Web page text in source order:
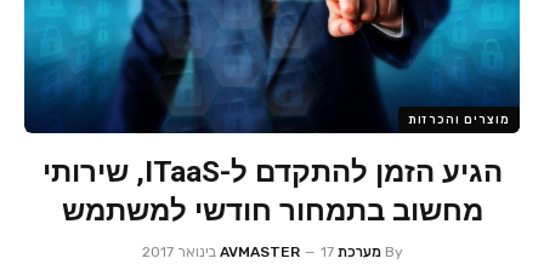
מוצרים והכרזות
הגיע הזמן להתקדם ל-ITaaS, שירותי
מחשוב בתמחור חודשי למשתמש
By מערכת AVMASTER17 בינואר 2017